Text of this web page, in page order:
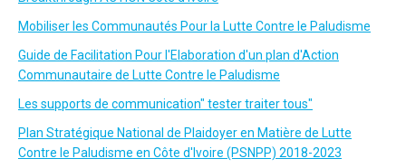
Mobiliser les Communautés Pour la Lutte Contre le Paludisme
Guide de Facilitation Pour l'Elaboration d'un plan d'Action
Communautaire de Lutte Contre le Paludisme
Les supports de communication" tester traiter tous"
Plan Stratégique National de Plaidoyer en Matière de Lutte
Contre le Paludisme en Côte d'Ivoire (PSNPP) 2018-2023